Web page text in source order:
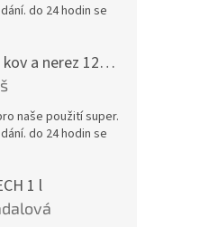
do 24 hodin se
Řezný kotouč na kov a nerez 125x1,0x22 A46T6BF, balení 25ks
5 z 5 hvězdiček.
naše použití super.
do 24 hodin se
1 l
5 z 5 hvězdiček.